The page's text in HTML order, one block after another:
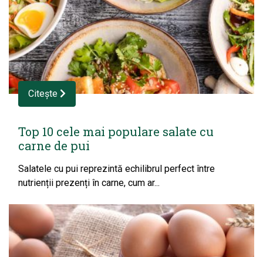
Citește
Top 10 cele mai populare salate cu
carne de pui
Salatele cu pui reprezintă echilibrul perfect între
nutrienții prezenți în carne, cum ar...